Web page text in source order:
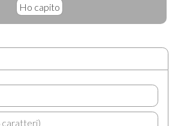
Ho capito